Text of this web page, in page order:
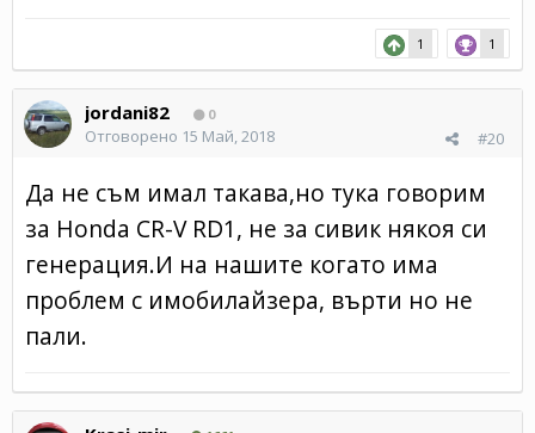
1 1
jordani82 0
#20
Отговорено 15 Май, 2018
Да не съм имал такава,но тука говорим
за Honda CR-V RD1, не за сивик някоя си
генерация.И на нашите когато има
проблем с имобилайзера, върти но не
пали.